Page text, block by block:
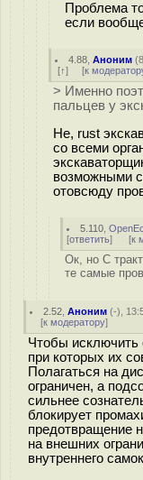
Проблема
если
4.88 ,Аноним (
[↑] [к
> Именно
пальцев у
Не, rust
со всеми
возможными
отовсюду
5.110 ,
[ответить] [к
Ок, но С
те самые
2.52 ,Аноним (-),
[к модератору]
Чтобы исключить
при которых их
Полагаться на
ограничен, а
сильнее
блокирует
предотвращение
на внешних
внутреннего